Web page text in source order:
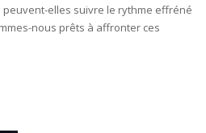
elles suivre le rythme effréné
nous prêts à affronter ces